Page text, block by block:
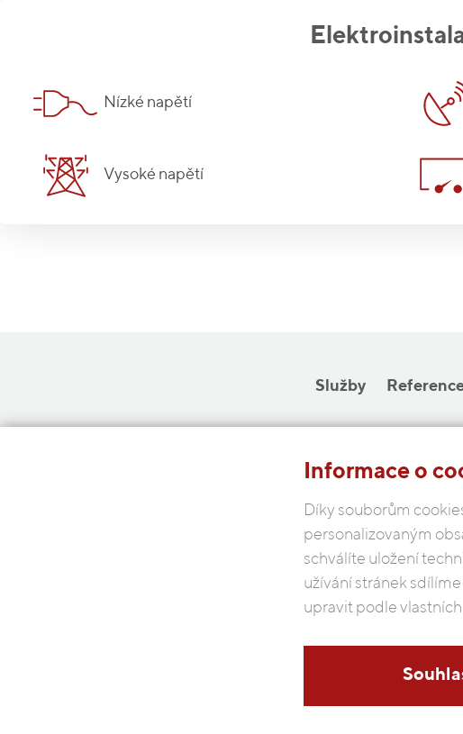
Nízké napětí
Vysoké napětí
Služby
Informace o
Díky souborům
personalizovaným
schválíte uložení
užívání stránek
upravit podle